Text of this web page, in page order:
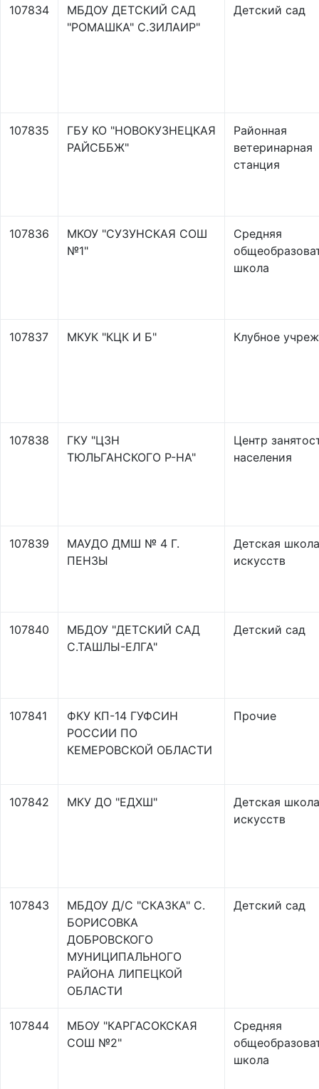
107834
МБДОУ ДЕТСКИЙ САД
"РОМАШКА" С.ЗИЛАИР"
Детский сад
107835
ГБУ КО "НОВОКУЗНЕЦКАЯ
РАЙСББЖ"
Районная
ветеринарная
станция
107836
МКОУ "СУЗУНСКАЯ СОШ
№1"
Средняя
школа
107837 МКУК "КЦК И Б" Клубное
107838
ГКУ "ЦЗН
ТЮЛЬГАНСКОГО Р-НА"
Центр
населения
107839
МАУДО ДМШ № 4 Г.
ПЕНЗЫ
Детская школа
искусств
107840
МБДОУ "ДЕТСКИЙ САД
С.ТАШЛЫ-ЕЛГА"
Детский сад
107841
ФКУ КП-14 ГУФСИН
РОССИИ ПО
КЕМЕРОВСКОЙ ОБЛАСТИ
Прочие
107842 МКУ ДО "ЕДХШ"
Детская школа
искусств
107843
МБДОУ Д/С "СКАЗКА" С.
БОРИСОВКА
ДОБРОВСКОГО
МУНИЦИПАЛЬНОГО
РАЙОНА ЛИПЕЦКОЙ
ОБЛАСТИ
Детский сад
107844
МБОУ "КАРГАСОКСКАЯ
СОШ №2"
Средняя
школа